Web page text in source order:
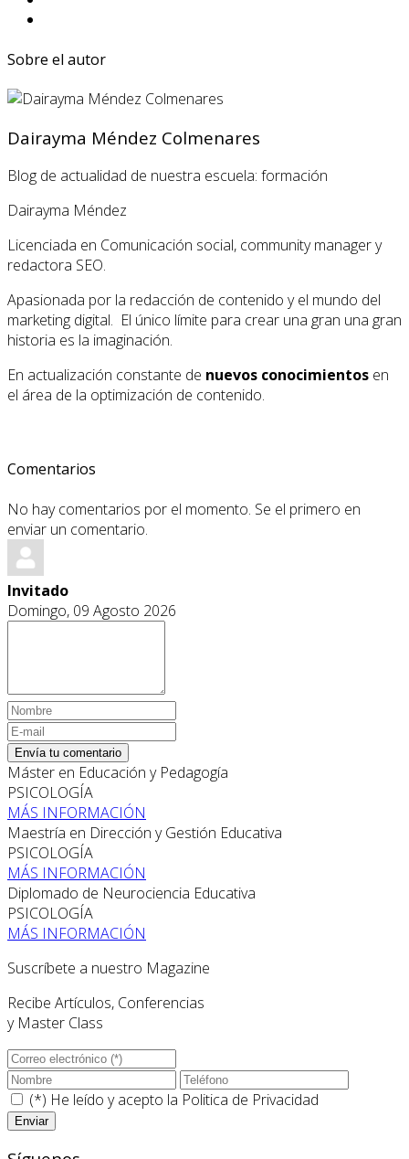
Sobre el autor
Dairayma Méndez Colmenares
Blog de actualidad de nuestra escuela: formación
Dairayma Méndez
Licenciada en Comunicación social, community manager y
redactora SEO.
Apasionada por la redacción de contenido y el mundo del
marketing digital. El único límite para crear una gran una gran
historia es la imaginación.
En actualización constante de nuevos conocimientos en
el área de la optimización de contenido.
Comentarios
No hay comentarios por el momento. Se el primero en
enviar un comentario.
Invitado
Domingo, 09 Agosto 2026
Envía tu comentario
Máster en Educación y Pedagogía
PSICOLOGÍA
MÁS INFORMACIÓN
Maestría en Dirección y Gestión Educativa
PSICOLOGÍA
MÁS INFORMACIÓN
Diplomado de Neurociencia Educativa
PSICOLOGÍA
MÁS INFORMACIÓN
Suscríbete a nuestro Magazine
Recibe Artículos, Conferencias
y Master Class
(*) He leído y acepto la Politica de Privacidad